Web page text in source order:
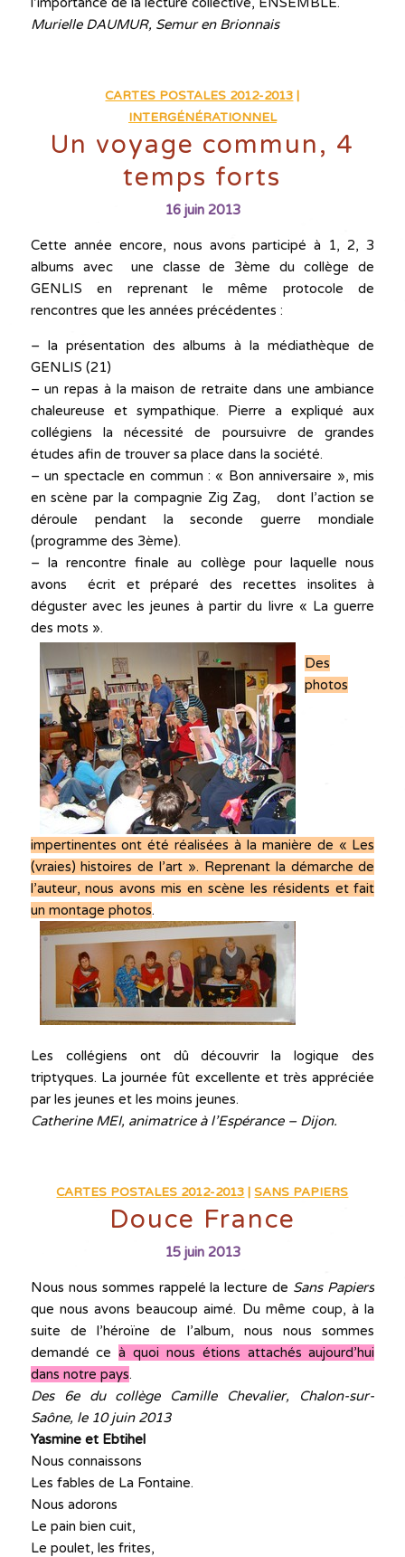
Murielle DAUMUR, Semur en Brionnais
CARTES POSTALES 2012-2013
INTERGÉNÉRATIONNEL
Un voyage commun, 4
temps forts
16 juin 2013
Cette année encore, nous avons participé à 1, 2, 3
albums avec une classe de 3ème du collège de
GENLIS en reprenant le même protocole de
rencontres que les années précédentes :
– la présentation des albums à la médiathèque de
GENLIS (21)
– un repas à la maison de retraite dans une ambiance
chaleureuse et sympathique. Pierre a expliqué aux
collégiens la nécessité de poursuivre de grandes
études afin de trouver sa place dans la société.
– un spectacle en commun : « Bon anniversaire », mis
en scène par la compagnie Zig Zag, dont l’action se
déroule pendant la seconde guerre mondiale
(programme des 3ème).
– la rencontre finale au collège pour laquelle nous
avons écrit et préparé des recettes insolites à
déguster avec les jeunes à partir du livre « La guerre
des mots ».
Des
photos
impertinentes ont été réalisées à la manière de « Les
(vraies) histoires de l’art ». Reprenant la démarche de
l’auteur, nous avons mis en scène les résidents et fait
un montage photos.
Les collégiens ont dû découvrir la logique des
triptyques. La journée fût excellente et très appréciée
par les jeunes et les moins jeunes.
Catherine MEI, animatrice à l’Espérance – Dijon.
CARTES POSTALES 2012-2013 |SANS PAPIERS
Douce France
15 juin 2013
Nous nous sommes rappelé la lecture de Sans Papiers
que nous avons beaucoup aimé. Du même coup, à la
suite de l’héroïne de l’album, nous nous sommes
demandé ceà quoi nous étions attachés aujourd’hui
dans notre pays.
Des 6e du collège Camille Chevalier, Chalon-sur-
Saône, le 10 juin 2013
Yasmine et Ebtihel
Nous connaissons
Les fables de La Fontaine.
Nous adorons
Le pain bien cuit,
Le poulet, les frites,